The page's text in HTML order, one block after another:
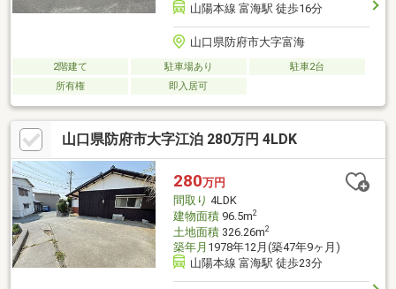
山陽本線 富海駅 徒歩16分
山口県防府市大字富海
2階建て 駐車場あり
駐車2台
所有権
即入居可
山口県防府市大字江泊 280万円 4LDK
280万円
間取り 4LDK
建物面積96.5m2
土地面積326.26m2
築年月 1978年12月(築47年9ヶ月)
山陽本線 富海駅 徒歩23分